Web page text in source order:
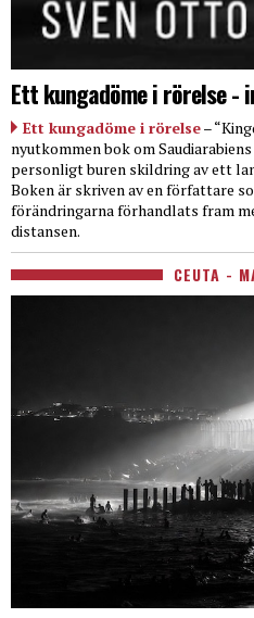
Ett kungadöme i rörelse -
Ett kungadöme i rörelse–
nyutkommen bok om
personligt buren skildring av ett
Boken är skriven av en författare
förändringarna förhandlats fram
distansen.
CEUTA -